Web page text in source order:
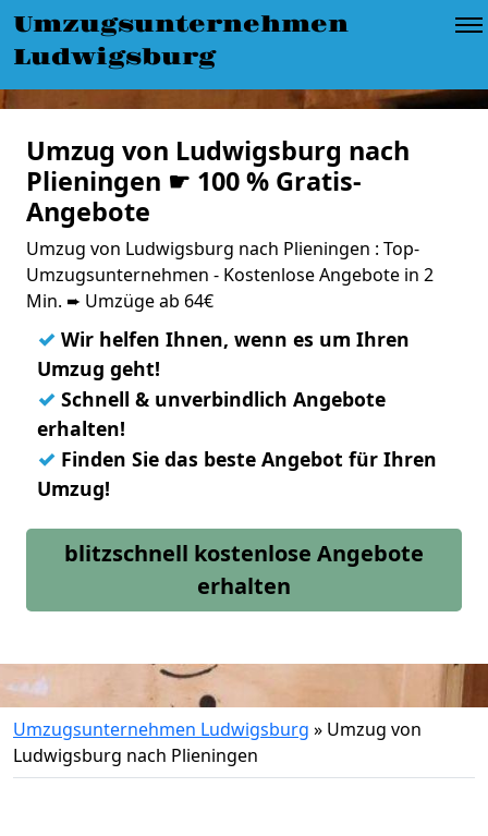
Umzugsunternehmen
Ludwigsburg
Umzug von Ludwigsburg nach
Plieningen ☛ 100 % Gratis-
Angebote
Umzug von Ludwigsburg nach Plieningen : Top-
Umzugsunternehmen - Kostenlose Angebote in 2
Min. ➨ Umzüge ab 64€
✓ Wir helfen Ihnen, wenn es um Ihren
Umzug geht!
✓ Schnell & unverbindlich Angebote
erhalten!
✓ Finden Sie das beste Angebot für Ihren
Umzug!
blitzschnell kostenlose Angebote
erhalten
Umzugsunternehmen Ludwigsburg » Umzug von
Ludwigsburg nach Plieningen